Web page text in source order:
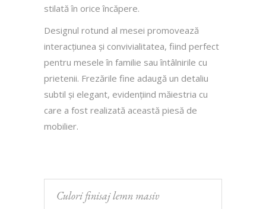
stilată în orice încăpere.
Designul rotund al mesei promovează
interacțiunea și convivialitatea, fiind perfect
pentru mesele în familie sau întâlnirile cu
prietenii. Frezările fine adaugă un detaliu
subtil și elegant, evidențiind măiestria cu
care a fost realizată această piesă de
mobilier.
Culori finisaj lemn masiv